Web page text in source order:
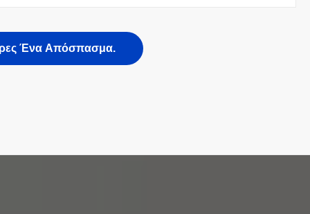
Ένα Απόσπασμα.